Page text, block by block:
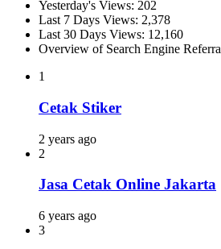
Yesterday's Views: 202
Last 7 Days Views: 2,378
Last 30 Days Views: 12,160
Overview of Search Engine
1
Cetak Stiker
2 years ago
2
Jasa Cetak Online Jakarta
6 years ago
3